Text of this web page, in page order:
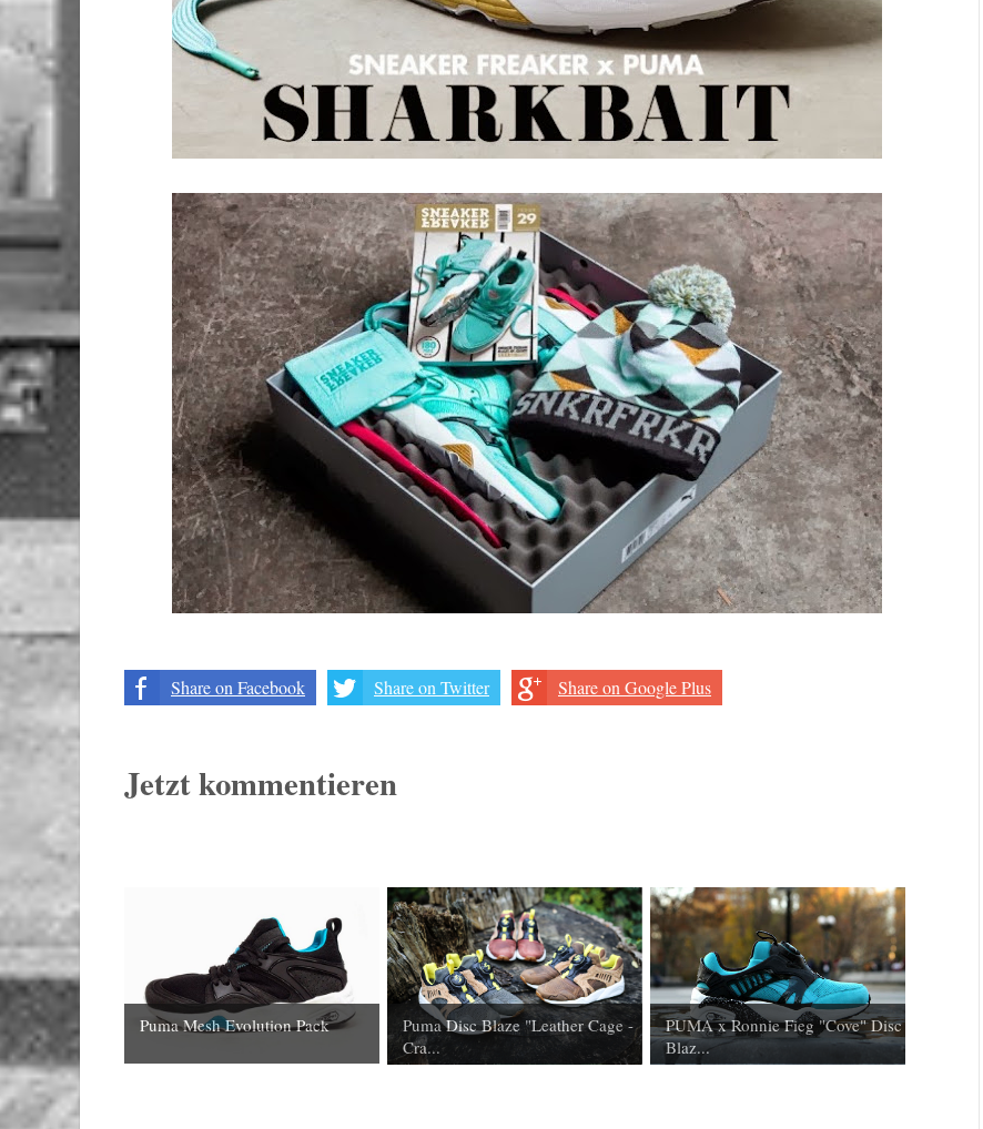
Share on Facebook Share on Twitter Share on Google Plus
Jetzt kommentieren
Puma Mesh Evolution Pack
Puma Disc Blaze "Leather Cage -
Cra...
PUMA x Ronnie Fieg "Cove" Disc
Blaz...